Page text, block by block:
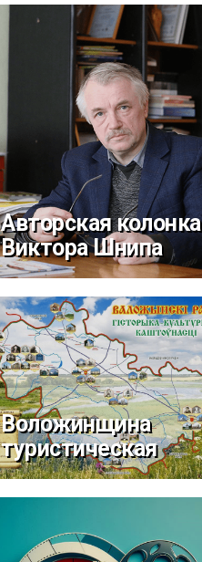
Авторская колонка
Виктора Шнипа
Воложинщина
туристическая